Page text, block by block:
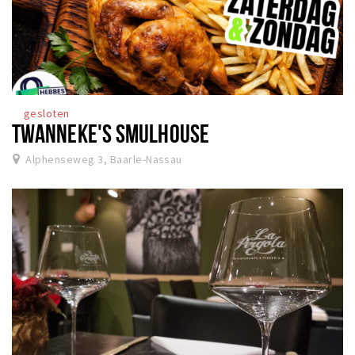
gesloten
TWANNEKE'S SMULHOUSE
Alphenseweg 3, Baarle-Nassau